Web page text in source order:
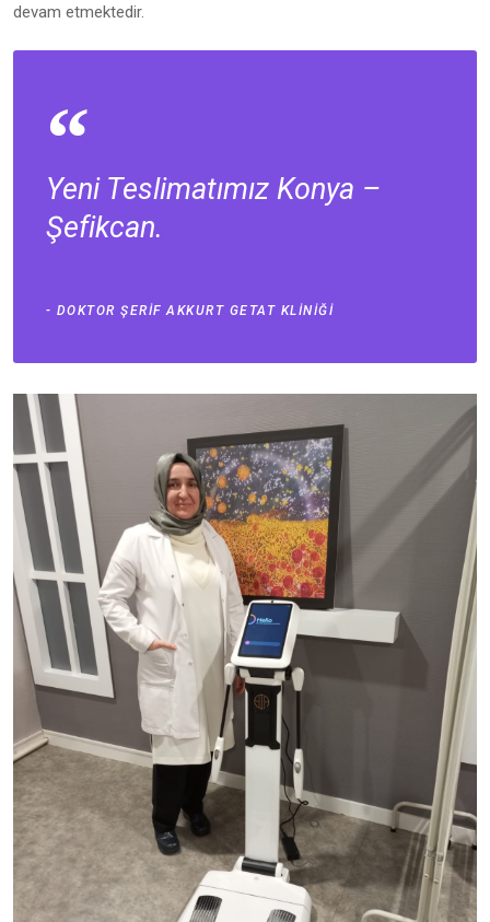
devam etmektedir.
Yeni Teslimatımız Konya –
Şefikcan.
DOKTOR ŞERIF AKKURT GETAT KLINIĞI